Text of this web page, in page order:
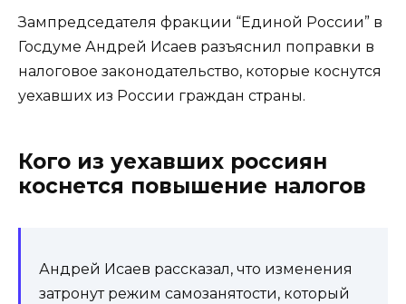
Зампредседателя фракции “Единой России” в
Госдуме Андрей Исаев разъяснил поправки в
налоговое законодательство, которые коснутся
уехавших из России граждан страны.
Кого из уехавших россиян
коснется повышение налогов
Андрей Исаев рассказал, что изменения
затронут режим самозанятости, который